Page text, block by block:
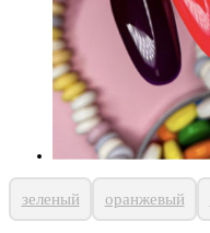
зеленый оранжевый